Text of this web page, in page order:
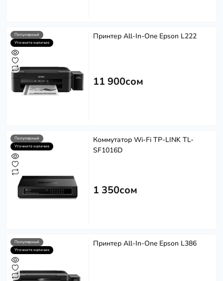
Популярный
Уточните наличие
Принтер All-In-One Epson L222
11 900сом
Популярный
Уточните наличие
Коммутатор Wi-Fi TP-LINK TL-
SF1016D
1 350сом
Популярный
Уточните наличие
Принтер All-In-One Epson L386